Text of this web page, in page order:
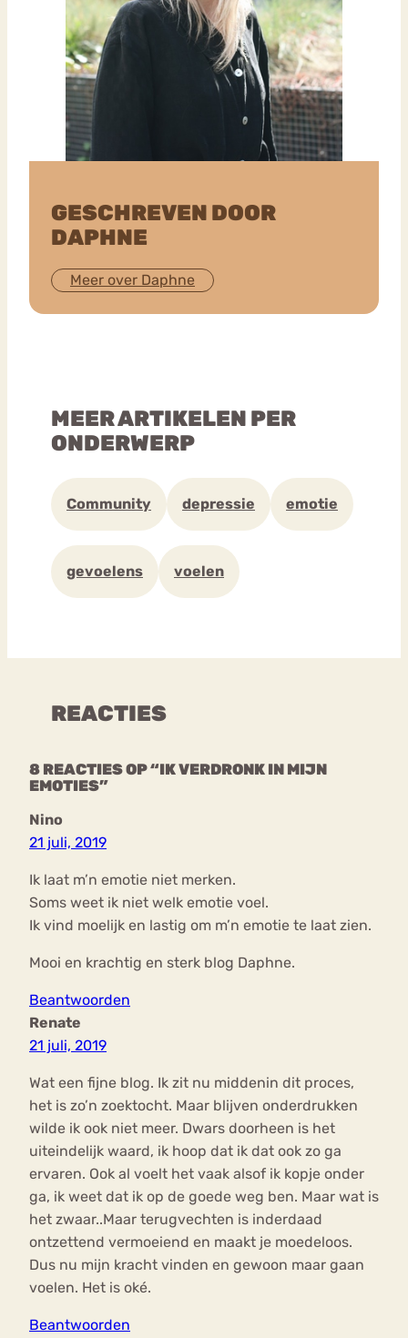
GESCHREVEN DOOR
DAPHNE
Meer over Daphne
MEER ARTIKELEN PER
ONDERWERP
Community depressie emotie
gevoelens voelen
REACTIES
8 REACTIES OP “IK VERDRONK IN MIJN
EMOTIES”
Nino
21 juli, 2019
Ik laat m’n emotie niet merken.
Soms weet ik niet welk emotie voel.
Ik vind moelijk en lastig om m’n emotie te laat zien.
Mooi en krachtig en sterk blog Daphne.
Beantwoorden
Renate
21 juli, 2019
Wat een fijne blog. Ik zit nu middenin dit proces,
het is zo’n zoektocht. Maar blijven onderdrukken
wilde ik ook niet meer. Dwars doorheen is het
uiteindelijk waard, ik hoop dat ik dat ook zo ga
ervaren. Ook al voelt het vaak alsof ik kopje onder
ga, ik weet dat ik op de goede weg ben. Maar wat is
het zwaar..Maar terugvechten is inderdaad
ontzettend vermoeiend en maakt je moedeloos.
Dus nu mijn kracht vinden en gewoon maar gaan
voelen. Het is oké.
Beantwoorden